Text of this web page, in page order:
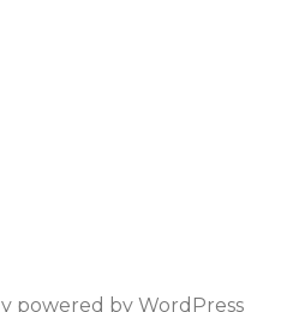
powered by WordPress